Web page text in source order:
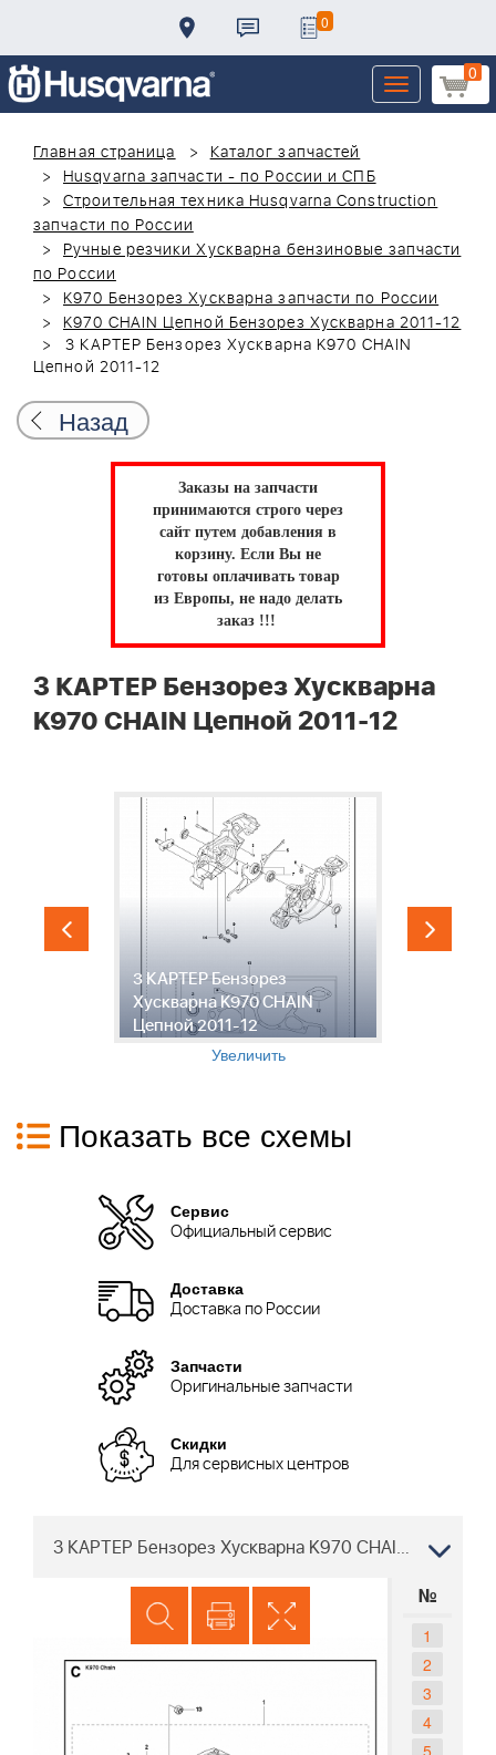
0
0
Toggle
navigation
Главная страница
Каталог запчастей
Husqvarna запчасти - по России и СПБ
Строительная техника Husqvarna Construction
запчасти по России
Ручные резчики Хускварна бензиновые запчасти
по России
K970 Бензорез Хускварна запчасти по России
K970 CHAIN Цепной Бензорез Хускварна 2011-12
3 КАРТЕР Бензорез Хускварна K970 CHAIN
Цепной 2011-12
Назад
Заказы на запчасти
принимаются строго через
сайт путем добавления в
корзину. Если Вы не
готовы оплачивать товар
из Европы, не надо делать
заказ !!!
3 КАРТЕР Бензорез Хускварна
K970 CHAIN Цепной 2011-12
3 КАРТЕР Бензорез
Хускварна K970 CHAIN
Цепной 2011-12
Увеличить
Показать все схемы
Сервис
Официальный сервис
Доставка
Доставка по России
Запчасти
Оригинальные запчасти
Скидки
Для сервисных центров
3 КАРТЕР Бензорез Хускварна K970 CHAIN Цепной 2011-12
№
1
2
3
4
5